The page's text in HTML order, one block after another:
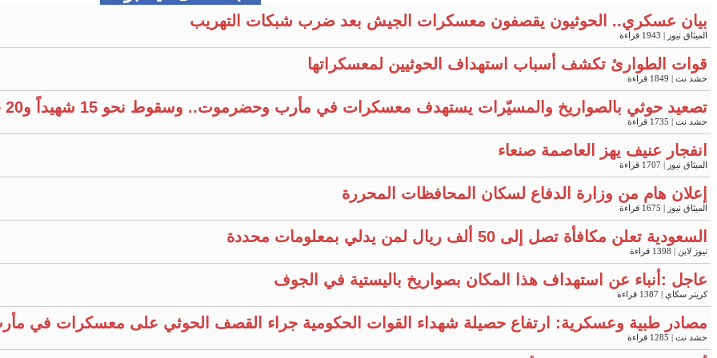
بيان عسكري.. الحوثيون يقصفون معسكرات الجيش بعد ضرب شبكات التهريب
الميثاق نيوز | 1943 قراءة
قوات الطوارئ تكشف أسباب استهداف الحوثيين لمعسكراتها
حشد نت | 1849 قراءة
تصعيد حوثي بالصواريخ والمسيّرات يستهدف معسكرات في مأرب وحضرموت.. وسقوط نحو 15 شهيداً و20 جريحًا
حشد نت | 1735 قراءة
انفجار عنيف يهز العاصمة صنعاء
الميثاق نيوز | 1707 قراءة
إعلان هام من وزارة الدفاع لسكان المحافظات المحررة
الميثاق نيوز | 1675 قراءة
السعودية تعلن مكافأة تصل إلى 50 ألف ريال لمن يدلي بمعلومات محددة
نيوز لاين | 1398 قراءة
عاجل :أنباء عن استهداف هذا المكان بصواريخ باليستية في الجوف
كريتر سكاي | 1387 قراءة
مصادر طبية وعسكرية: ارتفاع حصيلة شهداء القوات الحكومية جراء القصف الحوثي على معسكرات في
حشد نت | 1285 قراءة